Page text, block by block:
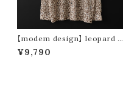
【modem design】 leopard p
rint open collar mesh shirt
(beige)
¥9,790